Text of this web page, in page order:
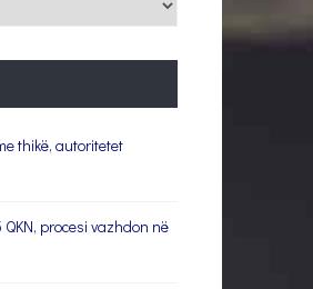
thikë, autoritetet
procesi vazhdon në